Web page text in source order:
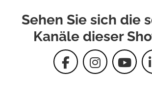
Sehen Sie sich die
Kanäle dieser